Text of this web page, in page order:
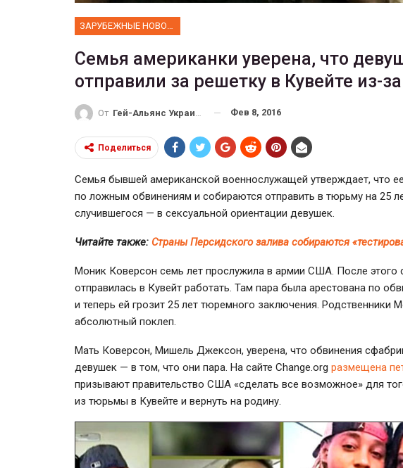
ЗАРУБЕЖНЫЕ НОВОСТИ
Семья американки уверена, что
отправили за решетку в Кувейте из-
От Гей-Альянс Украина Фев 8, 2016
Поделиться
Семья бывшей американской военнослужащей утверждает, что
по ложным обвинениям и собираются отправить в тюрьму на 25
случившегося — в сексуальной ориентации девушек.
Читайте также: Страны Персидского залива собираются
Моник Коверсон семь лет прослужила в армии США. После этого
отправилась в Кувейт работать. Там пара была арестована по
и теперь ей грозит 25 лет тюремного заключения. Родственники
абсолютный поклеп.
Мать Коверсон, Мишель Джексон, уверена, что обвинения
девушек — в том, что они пара. На сайте Change.org размещена
призывают правительство США «сделать все возможное» для
из тюрьмы в Кувейте и вернуть на родину.